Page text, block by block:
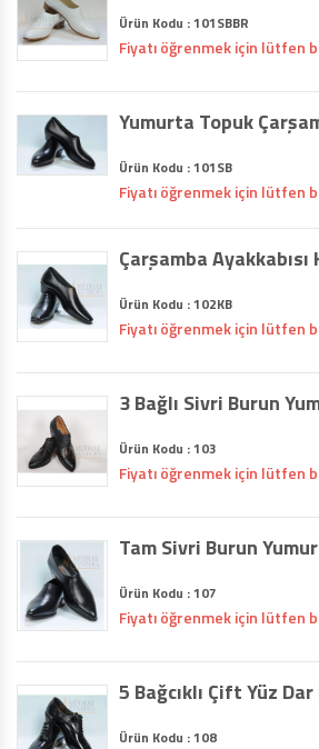
Ürün Kodu : 101SBBR
Fiyatı öğrenmek için lütfen
Ürün Kodu : 101SB
Fiyatı öğrenmek için lütfen
Ürün Kodu : 102KB
Fiyatı öğrenmek için lütfen
Ürün Kodu : 103
Fiyatı öğrenmek için lütfen
Ürün Kodu : 107
Fiyatı öğrenmek için lütfen
Ürün Kodu : 108